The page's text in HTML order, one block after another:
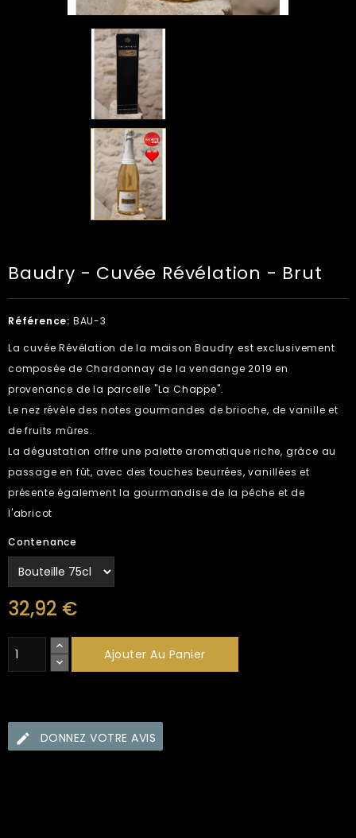
Baudry - Cuvée Révélation - Brut
Référence: BAU-3
La cuvée Révélation de la maison Baudry est exclusivement
composée de Chardonnay de la vendange 2019 en
provenance de la parcelle "La Chappe".
Le nez révèle des notes gourmandes de brioche, de vanille et
de fruits mûres.
La dégustation offre une palette aromatique riche, grâce au
passage en fût, avec des touches beurrées, vanillées et
présente également la gourmandise de la pêche et de
l'abricot
Contenance
32,92 €
Ajouter Au Panier
DONNEZ VOTRE AVIS